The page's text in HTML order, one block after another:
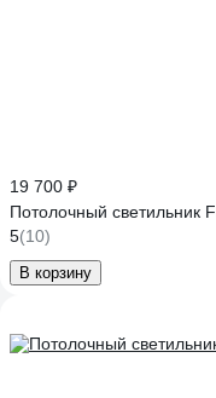
19 700 ₽
Потолочный светильник
5(10)
В корзину